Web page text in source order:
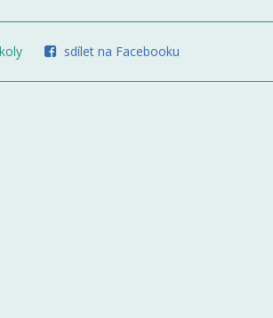
sdílet na Facebooku